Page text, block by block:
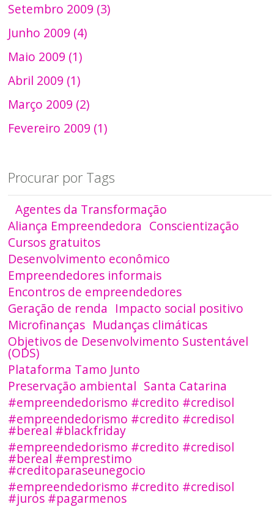
Setembro 2009 (3)
Junho 2009 (4)
Maio 2009 (1)
Abril 2009 (1)
Março 2009 (2)
Fevereiro 2009 (1)
Procurar por Tags
Agentes da Transformação
Aliança Empreendedora Conscientização
Cursos gratuitos
Desenvolvimento econômico
Empreendedores informais
Encontros de empreendedores
Geração de renda Impacto social positivo
Microfinanças Mudanças climáticas
Objetivos de Desenvolvimento Sustentável
(ODS)
Plataforma Tamo Junto
Preservação ambiental Santa Catarina
#empreendedorismo #credito #credisol
#empreendedorismo #credito #credisol
#bereal #blackfriday
#empreendedorismo #credito #credisol
#bereal #emprestimo
#creditoparaseunegocio
#empreendedorismo #credito #credisol
#juros #pagarmenos